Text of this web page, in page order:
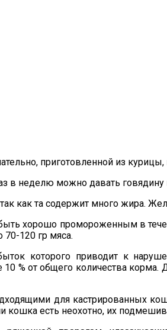
приготовленной из
в неделю можно давать
как та содержит много жира.
хорошо промороженным в
120 гр мяса.
которого приводит к
% от общего количества
для кастрированных
кошка есть неохотно, их